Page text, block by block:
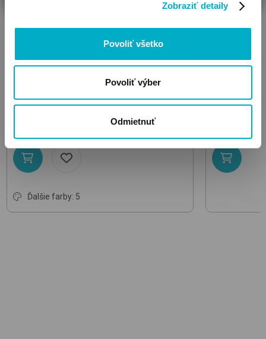
Zobraziť detaily
Povoliť všetko
Povoliť výber
Odmietnuť
Stunning Black
detská jedálenská stolička drevená
Ďalšie farby: 5
pás